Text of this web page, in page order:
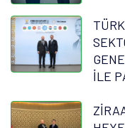
İLE